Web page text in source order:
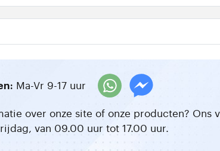
Ma-Vr 9-17 uur
over onze site of onze producten?
van 09.00 uur tot 17.00 uur.